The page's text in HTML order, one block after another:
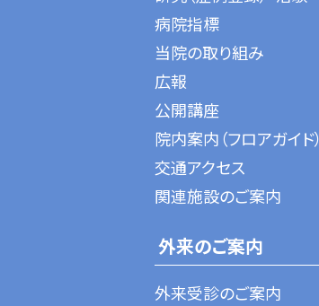
病院指標
当院の取り組み
広報
公開講座
院内案内（フロアガイド）
交通アクセス
関連施設のご案内
外来のご案内
外来受診のご案内